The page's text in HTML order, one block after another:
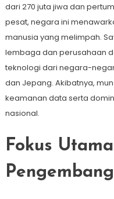
dari 270 juta jiwa dan
pesat, negara ini
manusia yang melimpah.
lembaga dan perusahaan
teknologi dari negara-
dan Jepang. Akibatnya,
keamanan data serta
nasional.
Fokus